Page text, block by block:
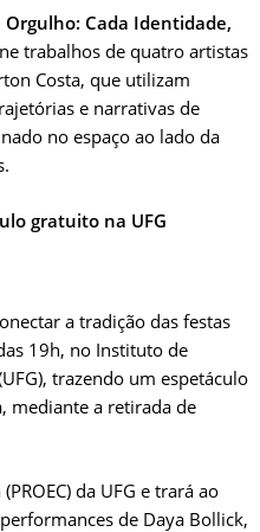
Orgulho: Cada Identidade,
trabalhos de quatro artistas
Costa, que utilizam
e narrativas de
no espaço ao lado da
gratuito na UFG
a tradição das festas
19h, no Instituto de
trazendo um espetáculo
mediante a retirada de
da UFG e trará ao
de Daya Bollick,